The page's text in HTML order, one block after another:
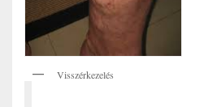
Visszérkezelés